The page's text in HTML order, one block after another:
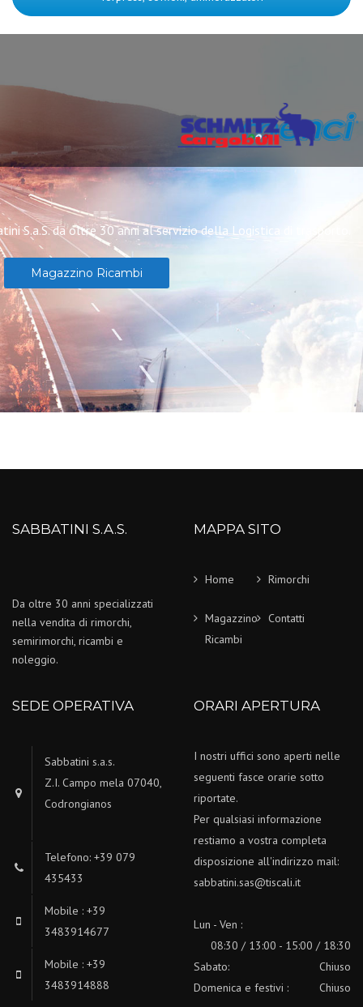
S.a.S. da oltre 30 anni al servizio della Logistica di trasporto.
Semirimorchi
Magazzino Ricambi
SABBATINI S.A.S.
Da oltre 30 anni specializzati
nella vendita di rimorchi,
semirimorchi, ricambi e
noleggio.
MAPPA SITO
Home Rimorchi
Magazzino
Ricambi
Contatti
SEDE OPERATIVA
Sabbatini s.a.s.
Z.I. Campo mela 07040,
Codrongianos
Telefono: +39 079
435433
Mobile : +39
3483914677
Mobile : +39
3483914888
ORARI APERTURA
I nostri uffici sono aperti nelle
seguenti fasce orarie sotto
riportate.
Per qualsiasi informazione
restiamo a vostra completa
disposizione all'indirizzo mail:
sabbatini.sas@tiscali.it
Lun - Ven :
08:30 / 13:00 - 15:00 / 18:30
Sabato:
Chiuso
Domenica e festivi :
Chiuso